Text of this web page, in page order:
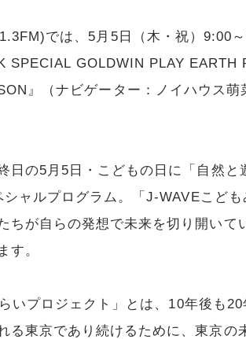
では、5月5日（木・祝）9:00
SPECIAL GOLDWIN PLAY EARTH
』（ナビゲーター：ノイハウス
日の5月5日・こどもの日に「自然と
ャルプログラム。「J-WAVEこど
ちが自らの発想で未来を切り開いて
す。
いプロジェクト」とは、10年後も
る東京であり続けるために、東京の